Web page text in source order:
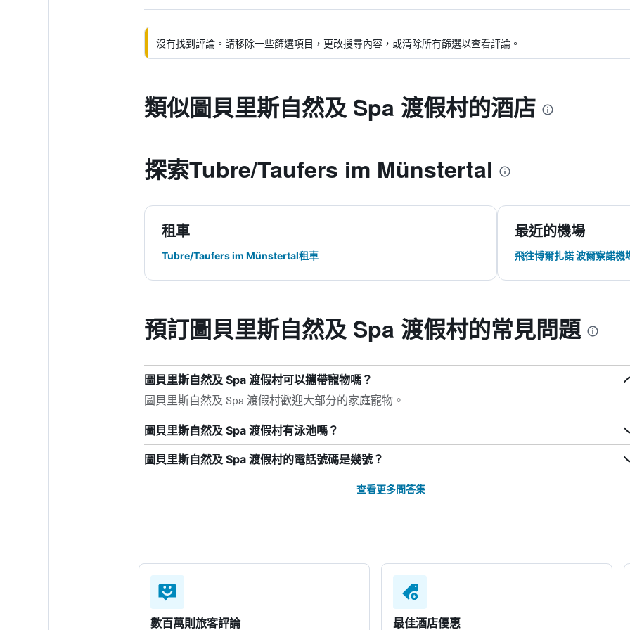
沒有找到評論。請移除一些篩選項目，更改搜尋內容，或清除所有篩選以查看評論。
類似圖貝里斯自然及 Spa 渡假村的酒店
探索Tubre/Taufers im Münstertal
租車
Tubre/Taufers im Münstertal租車
最近的機場
飛往博爾扎諾 波爾察諾機
預訂圖貝里斯自然及 Spa 渡假村的常見問題
圖貝里斯自然及 Spa 渡假村可以攜帶寵物嗎？
圖貝里斯自然及 Spa 渡假村歡迎大部分的家庭寵物。
圖貝里斯自然及 Spa 渡假村有泳池嗎？
圖貝里斯自然及 Spa 渡假村的電話號碼是幾號？
查看更多問答集
數百萬則旅客評論 最佳酒店優惠